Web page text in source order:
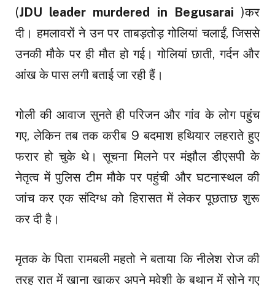
(JDU leader murdered in Begusarai )कर
दी। हमलावरों ने उन पर ताबड़तोड़ गोलियां चलाईं, जिससे
उनकी मौके पर ही मौत हो गई। गोलियां छाती, गर्दन और
आंख के पास लगी बताई जा रही हैं।
गोली की आवाज सुनते ही परिजन और गांव के लोग पहुंच
गए, लेकिन तब तक करीब 9 बदमाश हथियार लहराते हुए
फरार हो चुके थे। सूचना मिलने पर मंझौल डीएसपी के
नेतृत्व में पुलिस टीम मौके पर पहुंची और घटनास्थल की
जांच कर एक संदिग्ध को हिरासत में लेकर पूछताछ शुरू
कर दी है।
मृतक के पिता रामबली महतो ने बताया कि नीलेश रोज की
तरह रात में खाना खाकर अपने मवेशी के बथान में सोने गए